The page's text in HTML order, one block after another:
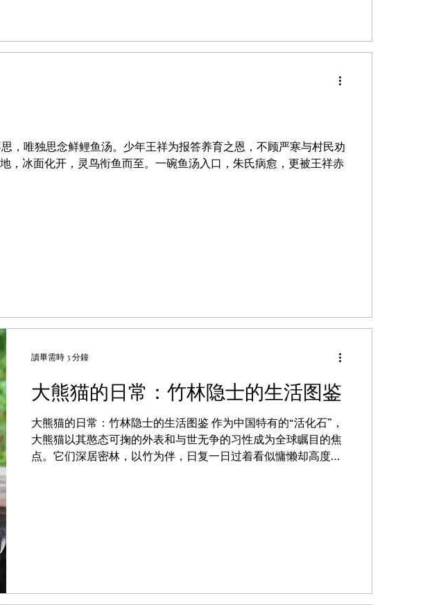
，唯独思念鲜鲤鱼汤。少年王祥为报答养育之恩，不顾严寒与村民劝
，冰面化开，灵鸟衔鱼而至。一碗鱼汤入口，朱氏病愈，更被王祥赤
大熊猫的日常：竹林隐士的生活图鉴
大熊猫的日常：竹林隐士的生活图鉴 作为中国特有的“活化石”，
大熊猫以其憨态可掬的外表和与世无争的习性成为全球瞩目的焦
点。它们深居密林，以竹为伴，日复一日过着看似慵懒却高度规
讀畢需時 3 分鐘